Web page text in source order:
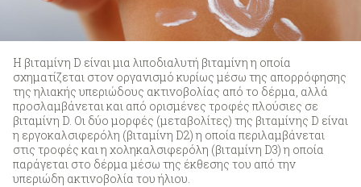
Η βιταμίνη D είναι μια λιποδιαλυτή βιταμίνη η οποία
σχηματίζεται στον οργανισμό κυρίως μέσω της απορρόφησης
της ηλιακής υπεριώδους ακτινοβολίας από το δέρμα, αλλά
προσλαμβάνεται και από ορισμένες τροφές πλούσιες σε
βιταμίνη D. Οι δύο μορφές (μεταβολίτες) της βιταμίνης D είναι
η εργοκαλσιφερόλη (βιταμίνη D2) η οποία περιλαμβάνεται
στις τροφές και η χοληκαλσιφερόλη (βιταμίνη D3) η οποία
παράγεται στο δέρμα μέσω της έκθεσης του από την
υπεριώδη ακτινοβολία του ήλιου.